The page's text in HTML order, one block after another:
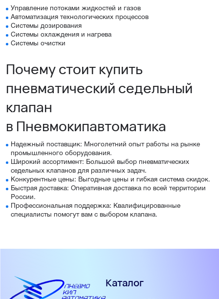
Управление потоками жидкостей и газов
Автоматизация технологических процессов
Системы дозирования
Системы охлаждения и нагрева
Системы очистки
Почему стоит купить
пневматический седельный
клапан
в Пневмокипавтоматика
Надежный поставщик: Многолетний опыт работы на рынке
промышленного оборудования.
Широкий ассортимент: Большой выбор пневматических
седельных клапанов для различных задач.
Конкурентные цены: Выгодные цены и гибкая система скидок.
Быстрая доставка: Оперативная доставка по всей территории
России.
Профессиональная поддержка: Квалифицированные
специалисты помогут вам с выбором клапана.
Каталог